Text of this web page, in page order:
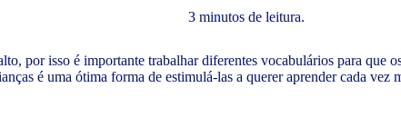
3 minutos de leitura.
por isso é importante trabalhar diferentes vocabulários para que
é uma ótima forma de estimulá-las a querer aprender cada